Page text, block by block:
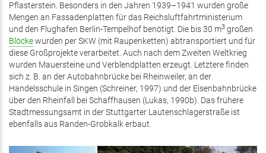
Pflasterstein. Besonders in den Jahren 1939–1941 wurden große
Mengen an Fassadenplatten für das Reichsluftfahrtministerium
und den Flughafen Berlin-Tempelhof benötigt. Die bis 30 m3 großen
Blöckewurden per SKW (mit Raupenketten) abtransportiert und für
diese Großprojekte verarbeitet. Auch nach dem Zweiten Weltkrieg
wurden Mauersteine und Verblendplatten erzeugt. Letztere finden
sich z. B. an der Autobahnbrücke bei Rheinweiler, an der
Handelsschule in Singen (Schreiner, 1997) und der Eisenbahnbrücke
über den Rheinfall bei Schaffhausen (Lukas, 1990b). Das frühere
Stadtmessungsamt in der Stuttgarter Lautenschlagerstraße ist
ebenfalls aus Randen-Grobkalk erbaut.